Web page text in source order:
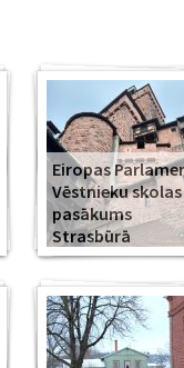
Eiropas
Vēstnieku skolas
pasākums
Strasbūrā